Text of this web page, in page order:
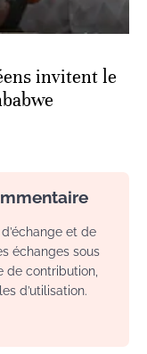
invitent le
et de
échanges sous
de contribution,
d’utilisation.